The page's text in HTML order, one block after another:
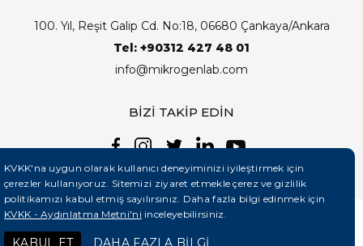
100. Yıl, Reşit Galip Cd. No:18, 06680 Çankaya/Ankara
Tel: +90312 427 48 01
info@mikrogenlab.com
BİZİ TAKİP EDİN
KVKK'na uygun olarak kullanıcı deneyiminizi iyileştirmek için
çerezler kullanıyoruz. Sitemizi ziyaret etmekle çerez ve gizlilik
politikamızı kabul etmiş sayılırsınız. Daha fazla bilgi edinmek için
KVKK - Aydınlatma Metni'ni inceleyebilirsiniz.
KABUL ET DAHA FAZLA BİLGİ